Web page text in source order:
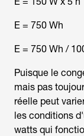
E = 750 Wh
E = 750 Wh /
Puisque le
mais pas
réelle peut
les conditions
watts qui